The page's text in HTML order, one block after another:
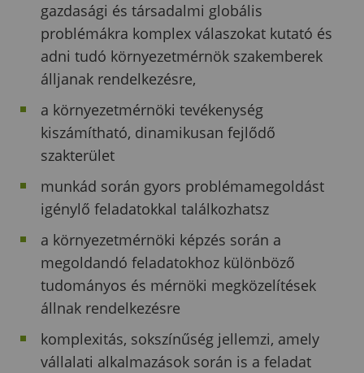
gazdasági és társadalmi globális
problémákra komplex válaszokat kutató és
adni tudó környezetmérnök szakemberek
álljanak rendelkezésre,
a környezetmérnöki tevékenység
kiszámítható, dinamikusan fejlődő
szakterület
munkád során gyors problémamegoldást
igénylő feladatokkal találkozhatsz
a környezetmérnöki képzés során a
megoldandó feladatokhoz különböző
tudományos és mérnöki megközelítések
állnak rendelkezésre
komplexitás, sokszínűség jellemzi, amely
vállalati alkalmazások során is a feladat